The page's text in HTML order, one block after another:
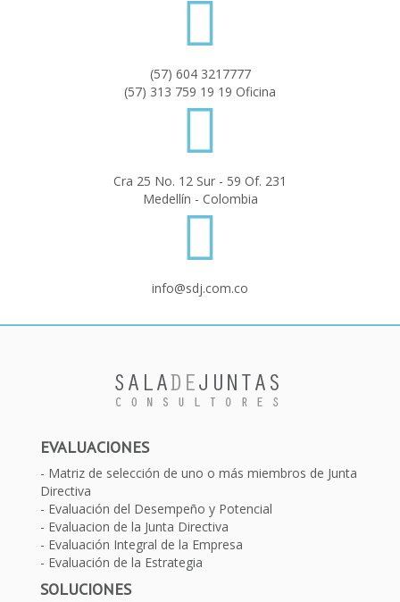
(57) 604 3217777
(57) 313 759 19 19 Oficina
Cra 25 No. 12 Sur - 59 Of. 231
Medellín - Colombia
info@sdj.com.co
EVALUACIONES
Matriz de selección de uno o más miembros de Junta
Directiva
Evaluación del Desempeño y Potencial
Evaluacion de la Junta Directiva
Evaluación Integral de la Empresa
Evaluación de la Estrategia
SOLUCIONES